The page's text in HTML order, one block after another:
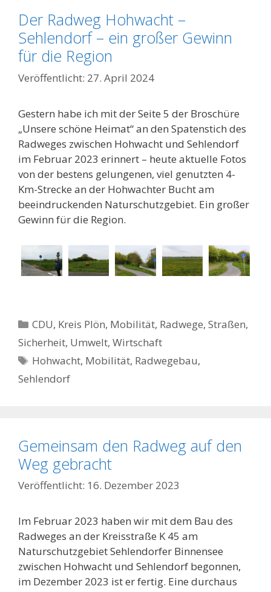
Der Radweg Hohwacht –
Sehlendorf – ein großer Gewinn
für die Region
27. April 2024
Gestern habe ich mit der Seite 5 der Broschüre
„Unsere schöne Heimat“ an den Spatenstich des
Radweges zwischen Hohwacht und Sehlendorf
im Februar 2023 erinnert – heute aktuelle Fotos
von der bestens gelungenen, viel genutzten 4-
Km-Strecke an der Hohwachter Bucht am
beeindruckenden Naturschutzgebiet. Ein großer
Gewinn für die Region.
Kategorien
CDU, Kreis Plön, Mobilität, Radwege, Straßen,
Sicherheit, Umwelt, Wirtschaft
Schlagwörter
Hohwacht, Mobilität, Radwegebau,
Sehlendorf
Gemeinsam den Radweg auf den
Weg gebracht
16. Dezember 2023
Im Februar 2023 haben wir mit dem Bau des
Radweges an der Kreisstraße K 45 am
Naturschutzgebiet Sehlendorfer Binnensee
zwischen Hohwacht und Sehlendorf begonnen,
im Dezember 2023 ist er fertig. Eine durchaus